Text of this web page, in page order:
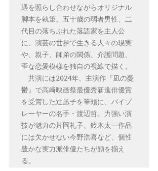
遇を照らし合わせながらオリジナル
脚本を執筆。五十歳の弱者男性、二
代目の落ちぶれた落語家を主人公
に、演芸の世界で生きる人々の現実
や、親子、師弟の関係、介護問題、
歪な恋愛模様を独自の視線で描く。
共演には2024年、主演作『凪の憂
鬱』で高崎映画祭最優秀新進俳優賞
を受賞した辻凪子を筆頭に、バイプ
レーヤーの名手・渡辺哲、力強い演
技が魅力の片岡礼子、鈴木太一作品
には欠かせない今野浩喜など、個性
豊かな実力派俳優たちが顔を揃え
る。